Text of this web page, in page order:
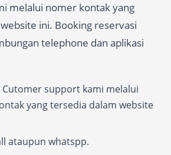
melalui nomer kontak yang
ini. Booking reservasi
telephone dan aplikasi
support kami melalui
yang tersedia dalam website
ataupun whatspp.